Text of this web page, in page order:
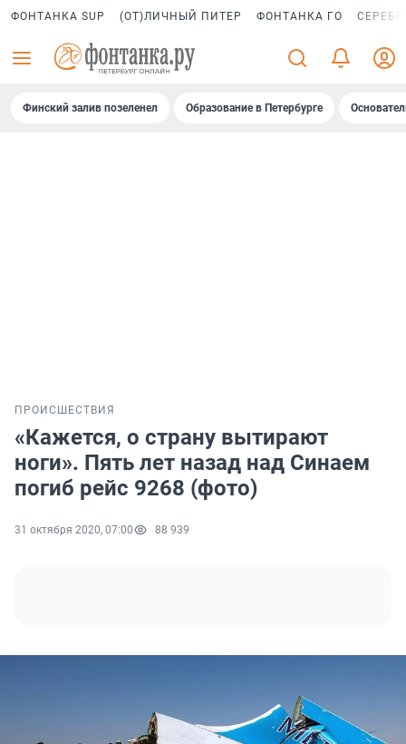
ФОНТАНКА SUP (ОТ)ЛИЧНЫЙ ПИТЕР ФОНТАНКА ГО
Финский залив позеленел Образование в Петербурге
ПРОИСШЕСТВИЯ
«Кажется, о страну вытирают
ноги». Пять лет назад над Синаем
погиб рейс 9268 (фото)
31 октября 2020, 07:00 88 939